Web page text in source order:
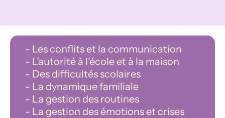
- Les conflits et la communication
- L’autorité à l'école et à la maison
- Des difficultés scolaires
- La dynamique familiale
- La gestion des routines
- La gestion des émotions et crises